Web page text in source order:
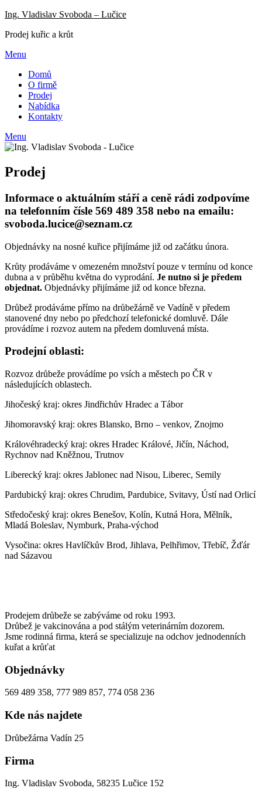
Přejdi
obsah
Ing. Vladislav Svoboda – Lučice
Prodej kuřic a krůt
Menu
Domů
O firmě
Prodej
Nabídka
Kontakty
Menu
Prodej
Informace o aktuálním stáří a ceně rádi zodpovíme
na telefonním čísle 569 489 358 nebo na emailu:
svoboda.lucice@seznam.cz
Objednávky na nosné kuřice přijímáme již od začátku února.
Krůty prodáváme v omezeném množství pouze v termínu od konce
dubna a v průběhu května do vyprodání. Je nutno si je předem
objednat. Objednávky přijímáme již od konce března.
Drůbež prodáváme přímo na drůbežárně ve Vadíně v předem
stanovené dny nebo po předchozí telefonické domluvě. Dále
provádíme i rozvoz autem na předem domluvená místa.
Prodejní oblasti:
Rozvoz drůbeže provádíme po vsích a městech po ČR v
následujících oblastech.
Jihočeský kraj: okres Jindřichův Hradec a Tábor
Jihomoravský kraj: okres Blansko, Brno – venkov, Znojmo
Královéhradecký kraj: okres Hradec Králové, Jičín, Náchod,
Rychnov nad Kněžnou, Trutnov
Liberecký kraj: okres Jablonec nad Nisou, Liberec, Semily
Pardubický kraj: okres Chrudim, Pardubice, Svitavy, Ústí nad Orlicí
Středočeský kraj: okres Benešov, Kolín, Kutná Hora, Mělník,
Mladá Boleslav, Nymburk, Praha-východ
Vysočina: okres Havlíčkův Brod, Jihlava, Pelhřimov, Třebíč, Žďár
nad Sázavou
Prodejem drůbeže se zabýváme od roku 1993.
Drůbež je vakcinována a pod stálým veterinárním dozorem.
Jsme rodinná firma, která se specializuje na odchov jednodenních
kuřat a krůťat
Objednávky
569 489 358, 777 989 857, 774 058 236
Kde nás najdete
Drůbežárna Vadín 25
Firma
Ing. Vladislav Svoboda, 58235 Lučice 152